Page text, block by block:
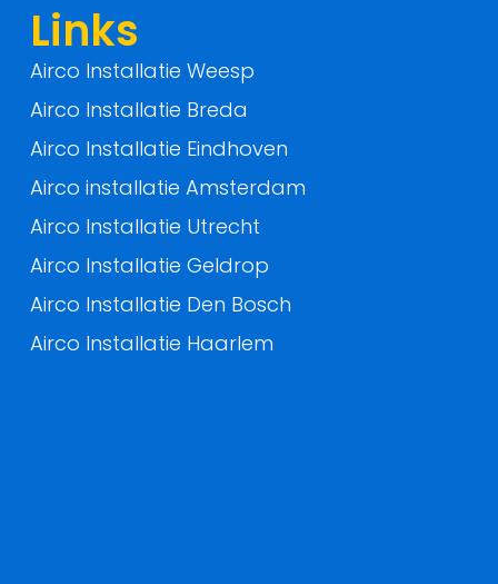
Links
Airco Installatie Weesp
Airco Installatie Breda
Airco Installatie Eindhoven
Airco installatie Amsterdam
Airco Installatie Utrecht
Airco Installatie Geldrop
Airco Installatie Den Bosch
Airco Installatie Haarlem